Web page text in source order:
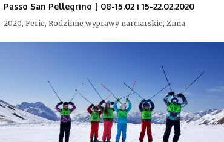
Passo San Pellegrino | 08-15.02 i 15-22.02.2020
2020, Ferie, Rodzinne wyprawy narciarskie, Zima